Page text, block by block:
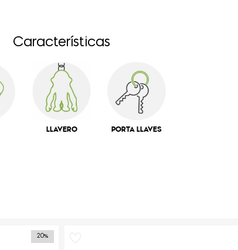
Características
LLAVERO PORTA LLAVES
20%